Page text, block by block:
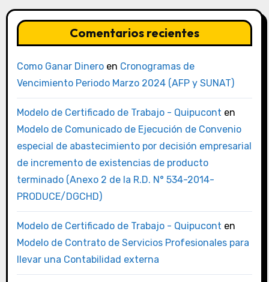
Comentarios recientes
Como Ganar Dineroen Cronogramas de
Vencimiento Periodo Marzo 2024 (AFP y SUNAT)
Modelo de Certificado de Trabajo - Quipucont en
Modelo de Comunicado de Ejecución de Convenio
especial de abastecimiento por decisión empresarial
de incremento de existencias de producto
terminado (Anexo 2 de la R.D. N° 534-2014-
PRODUCE/DGCHD)
Modelo de Certificado de Trabajo - Quipucont en
Modelo de Contrato de Servicios Profesionales para
llevar una Contabilidad externa